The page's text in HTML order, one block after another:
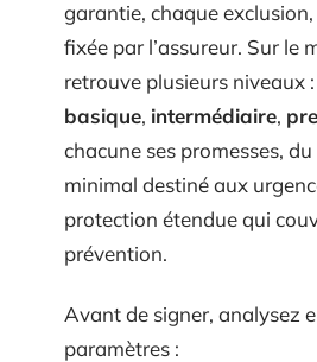
garantie, chaque
fixée par l’assureur. Sur le
retrouve plusieurs niveaux :
basique, intermédiaire,
chacune ses promesses,
minimal destiné aux
protection étendue qui
prévention.
Avant de signer, analysez
paramètres :